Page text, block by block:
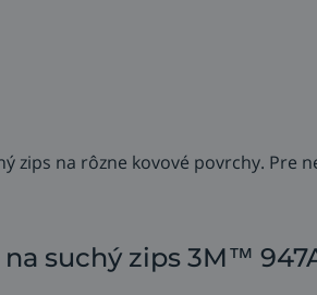
zips na rôzne kovové povrchy. Pre
na suchý zips 3M™